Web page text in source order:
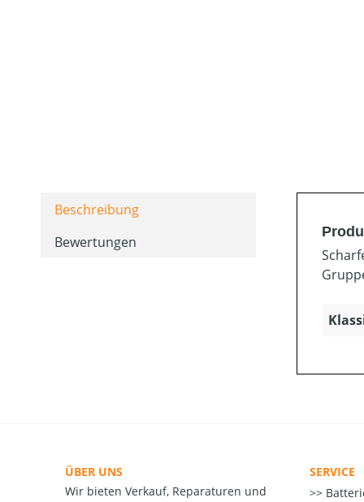
Beschreibung
Bewertungen
ÜBER UNS
Wir bieten Verkauf, Reparaturen und
SERVICE